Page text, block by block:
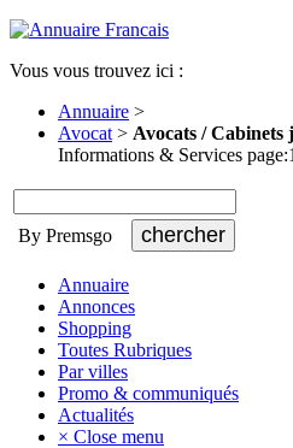
Vous vous trouvez ici :
Annuaire >
Avocat > Avocats /
Informations & Services page:1
By Premsgo
Annuaire
Annonces
Shopping
Toutes Rubriques
Par villes
Promo & communiqués
Actualités
× Close menu